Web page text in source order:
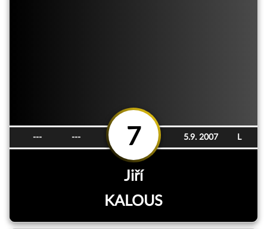
Jiří
KALOUS
7
--- --- 5.9. 2007 L